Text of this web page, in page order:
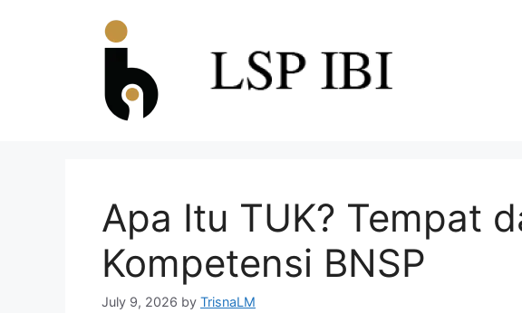
Apa Itu TUK? Tempat
Kompetensi BNSP
July 9, 2026 by TrisnaLM